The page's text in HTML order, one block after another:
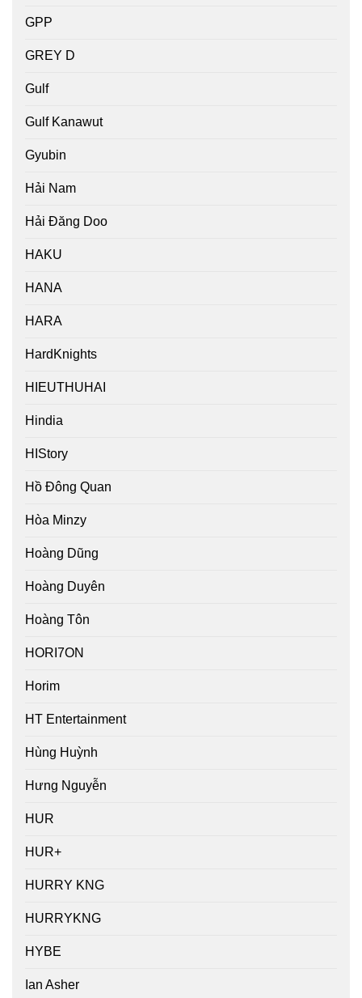
GPP
GREY D
Gulf
Gulf Kanawut
Gyubin
Hải Nam
Hải Đăng Doo
HAKU
HANA
HARA
HardKnights
HIEUTHUHAI
Hindia
HIStory
Hồ Đông Quan
Hòa Minzy
Hoàng Dũng
Hoàng Duyên
Hoàng Tôn
HORI7ON
Horim
HT Entertainment
Hùng Huỳnh
Hưng Nguyễn
HUR
HUR+
HURRY KNG
HURRYKNG
HYBE
Ian Asher